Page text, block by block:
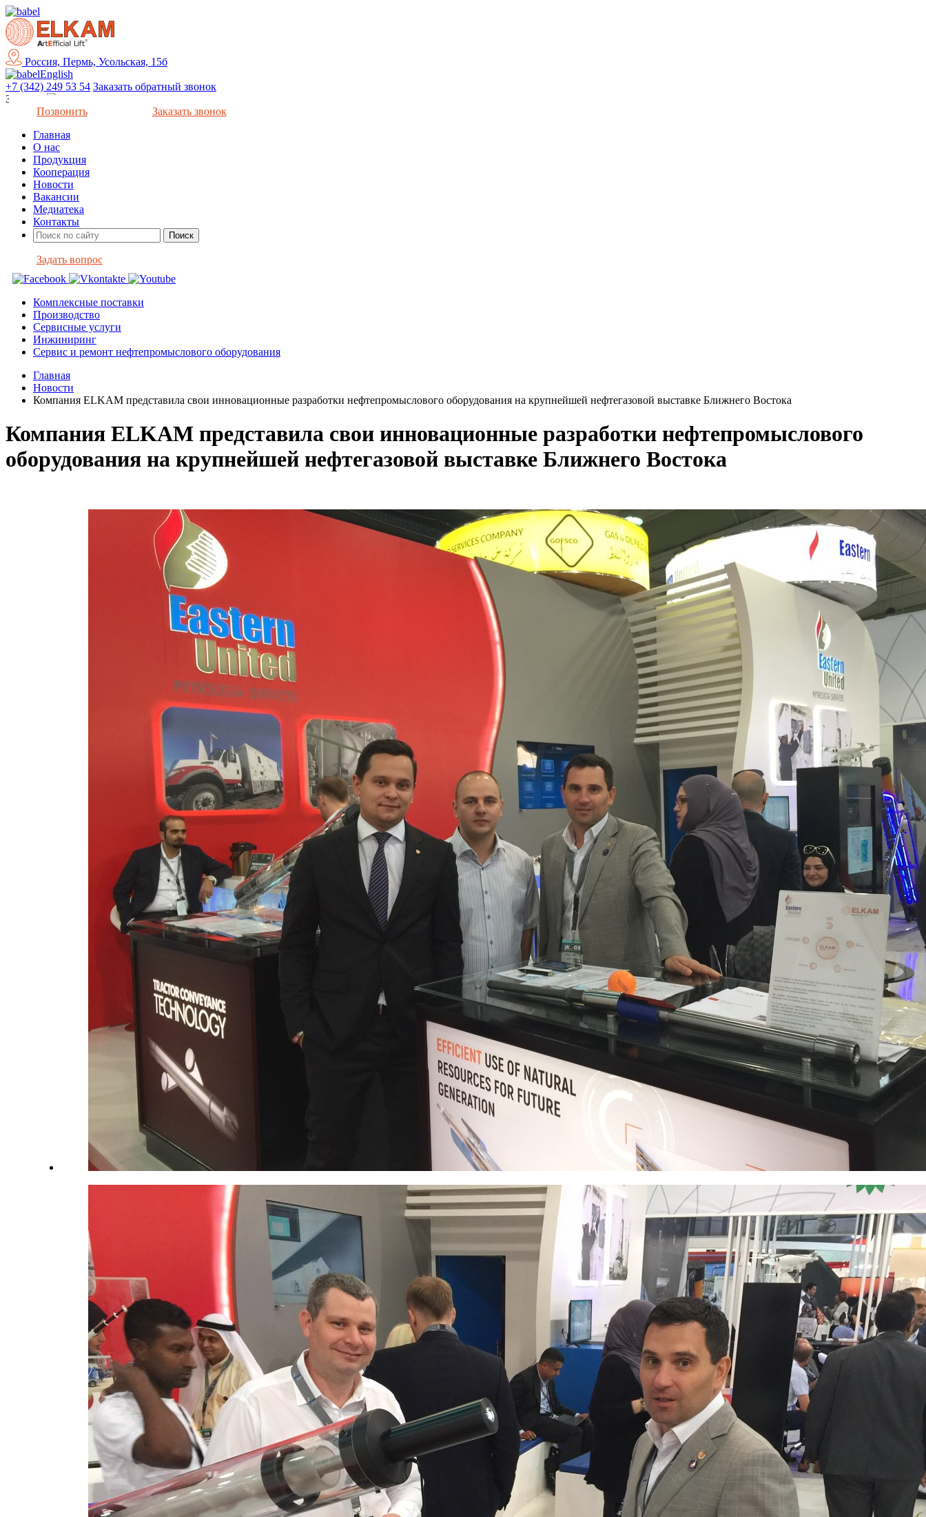
Россия, Пермь, Усольская, 15б
English
+7 (342) 249 53 54 Заказать обратный звонок
Закрыть
Позвонить
Заказать звонок
Главная
О нас
Продукция
Кооперация
Новости
Вакансии
Медиатека
Контакты
Задать вопрос
Комплексные поставки
Производство
Сервисные услуги
Инжиниринг
Сервис и ремонт нефтепромыслового оборудования
Главная
Новости
Компания ELKAM представила свои инновационные разработки нефтепромыслового оборудования на крупнейшей нефтегазовой выставке Ближнего Востока
Компания ELKAM представила свои инновационные разработки нефтепромыслового
оборудования на крупнейшей нефтегазовой выставке Ближнего Востока